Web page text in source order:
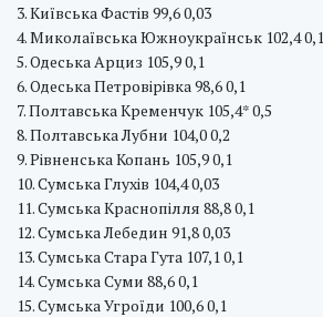
3. Київська Фастів 99,6 0,03
4. Миколаївська Южноукраїнськ 102,4 0,1
5. Одеська Арциз 105,9 0,1
6. Одеська Петровірівка 98,6 0,1
7. Полтавська Кременчук 105,4* 0,5
8. Полтавська Лубни 104,0 0,2
9. Рівненська Копань 105,9 0,1
10. Сумська Глухів 104,4 0,03
11. Сумська Краснопілля 88,8 0,1
12. Сумська Лебедин 91,8 0,03
13. Сумська Стара Гута 107,1 0,1
14. Сумська Суми 88,6 0,1
15. Сумська Угроїди 100,6 0,1